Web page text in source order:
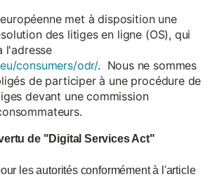
met à disposition une
des litiges en ligne (OS), qui
l'adresse
consumers/odr/. Nous ne sommes
de participer à une procédure de
devant une commission
de "Digital Services Act"
les autorités conformément à l'article